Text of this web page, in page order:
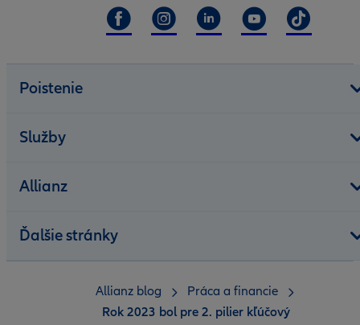
Poistenie
Služby
Allianz
Ďalšie stránky
Allianz blog
Práca a financie
Rok 2023 bol pre 2. pilier kľúčový